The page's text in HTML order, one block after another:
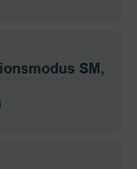
SM,